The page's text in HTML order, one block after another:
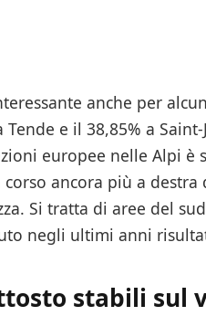
anche per
e il 38,85% a
europee nelle Alpi
ancora più a
Si tratta di aree del
negli ultimi anni
stabili sul